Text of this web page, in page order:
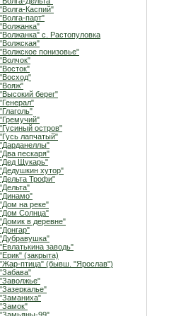
Каспий"
парт"
с. Растопуловка
понизовье"
берег"
остров"
лапчатый"
пескаря"
Щукарь"
хутор"
Трофи"
на реке"
Солнца"
в деревне"
заводь"
(закрыта)
птица" (бывш. "Ярослав")